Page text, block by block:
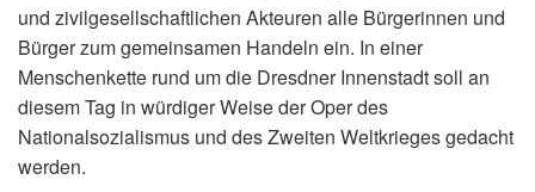
und zivilgesellschaftlichen Akteuren alle Bürgerinnen und
Bürger zum gemeinsamen Handeln ein. In einer
Menschenkette rund um die Dresdner Innenstadt soll an
diesem Tag in würdiger Weise der Oper des
Nationalsozialismus und des Zweiten Weltkrieges gedacht
werden.